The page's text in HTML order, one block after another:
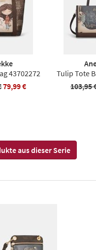
43702272
79,99 €
Tulip Tote
103,95
aus dieser Serie